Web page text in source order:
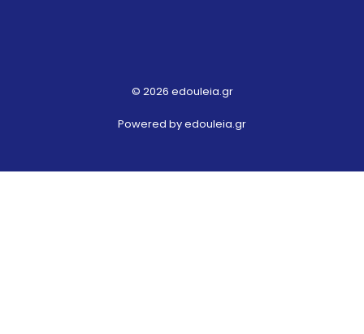
© 2026 edouleia.gr
Powered by edouleia.gr